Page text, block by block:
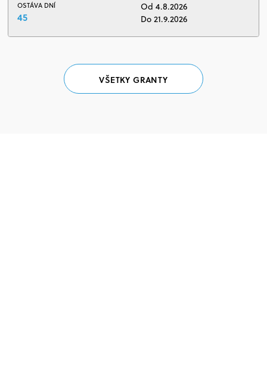
OSTÁVA DNÍ
45
Od 4.8.2026
Do 21.9.2026
VŠETKY GRANTY